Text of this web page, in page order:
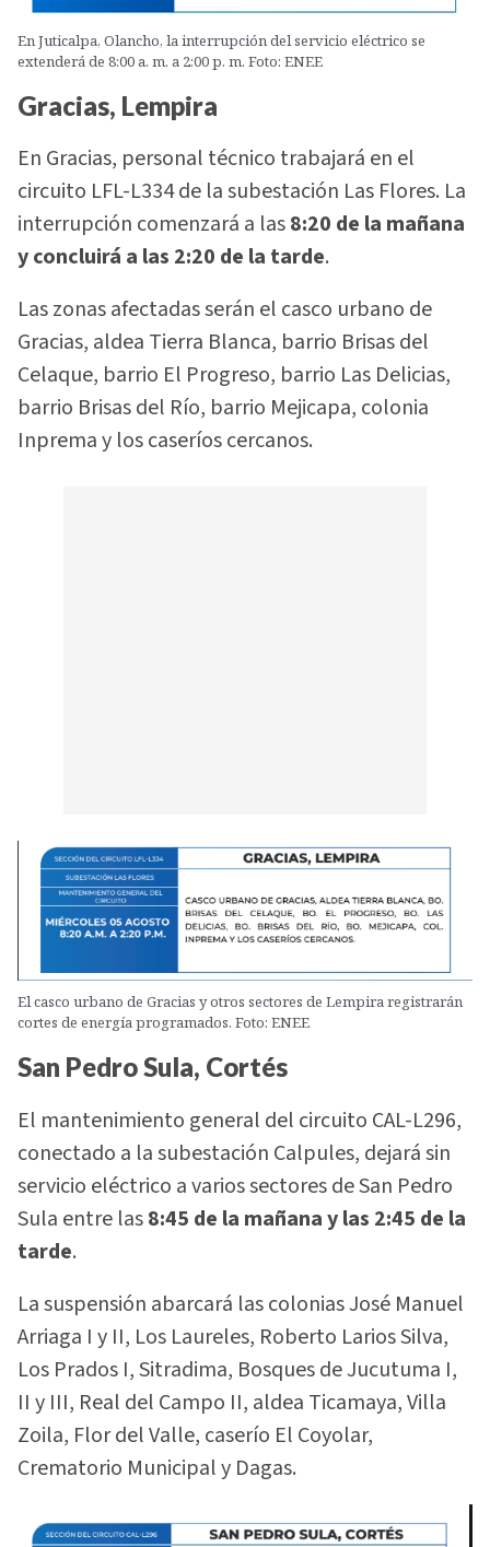
En Juticalpa, Olancho, la interrupción del servicio eléctrico se
extenderá de 8:00 a. m. a 2:00 p. m. Foto: ENEE
Gracias, Lempira
En Gracias, personal técnico trabajará en el
circuito LFL-L334 de la subestación Las Flores. La
interrupción comenzará a las8:20 de la mañana
y concluirá a las 2:20 de la tarde.
Las zonas afectadas serán el casco urbano de
Gracias, aldea Tierra Blanca, barrio Brisas del
Celaque, barrio El Progreso, barrio Las Delicias,
barrio Brisas del Río, barrio Mejicapa, colonia
Inprema y los caseríos cercanos.
El casco urbano de Gracias y otros sectores de Lempira registrarán
cortes de energía programados. Foto: ENEE
San Pedro Sula, Cortés
El mantenimiento general del circuito CAL-L296,
conectado a la subestación Calpules, dejará sin
servicio eléctrico a varios sectores de San Pedro
Sula entre las8:45 de la mañana y las 2:45 de la
tarde.
La suspensión abarcará las colonias José Manuel
Arriaga I y II, Los Laureles, Roberto Larios Silva,
Los Prados I, Sitradima, Bosques de Jucutuma I,
II y III, Real del Campo II, aldea Ticamaya, Villa
Zoila, Flor del Valle, caserío El Coyolar,
Crematorio Municipal y Dagas.